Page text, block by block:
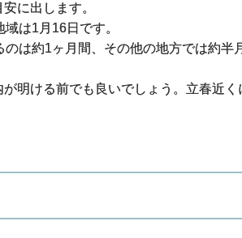
に出します。
は1月16日です。
は約1ヶ月間、その他の地方では約半
明ける前でも良いでしょう。立春近